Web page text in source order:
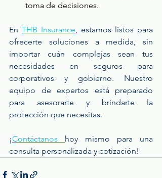
toma de decisiones.
En THB Insurance, estamos listos para
ofrecerte soluciones a medida, sin
importar cuán complejas sean tus
necesidades en seguros para
corporativos y gobierno. Nuestro
equipo de expertos está preparado
para asesorarte y brindarte la
protección que necesitas.
¡Contáctanos
hoy mismo para una
consulta personalizada y cotización!